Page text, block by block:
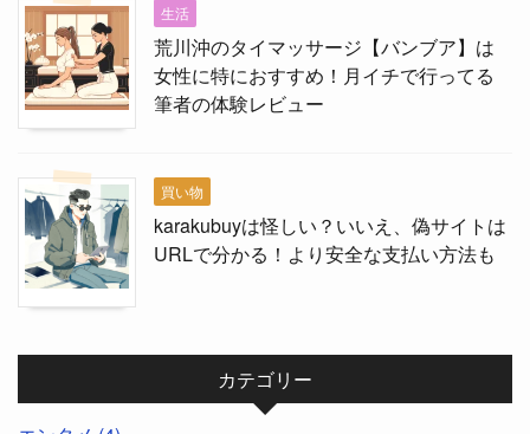
生活
荒川沖のタイマッサージ【バンブア】は
女性に特におすすめ！月イチで行ってる
筆者の体験レビュー
買い物
karakubuyは怪しい？いいえ、偽サイトは
URLで分かる！より安全な支払い方法も
カテゴリー